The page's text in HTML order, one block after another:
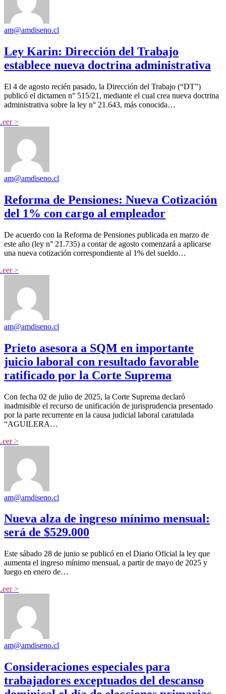
am@amdiseno.cl
Ley Karin: Dirección del Trabajo
establece nueva doctrina administrativa
El 4 de agosto recién pasado, la Dirección del Trabajo (“DT”)
publicó el dictamen n° 515/21, mediante el cual crea nueva doctrina
administrativa sobre la ley n° 21.643, más conocida…
am@amdiseno.cl
Reforma de Pensiones: Nueva Cotización
del 1% con cargo al empleador
De acuerdo con la Reforma de Pensiones publicada en marzo de
este año (ley n° 21.735) a contar de agosto comenzará a aplicarse
una nueva cotización correspondiente al 1% del sueldo…
am@amdiseno.cl
Prieto asesora a SQM en importante
juicio laboral con resultado favorable
ratificado por la Corte Suprema
Con fecha 02 de julio de 2025, la Corte Suprema declaró
inadmisible el recurso de unificación de jurisprudencia presentado
por la parte recurrente en la causa judicial laboral caratulada
“AGUILERA…
am@amdiseno.cl
Nueva alza de ingreso mínimo mensual:
será de $529.000
Este sábado 28 de junio se publicó en el Diario Oficial la ley que
aumenta el ingreso mínimo mensual, a partir de mayo de 2025 y
luego en enero de…
am@amdiseno.cl
Consideraciones especiales para
trabajadores exceptuados del descanso